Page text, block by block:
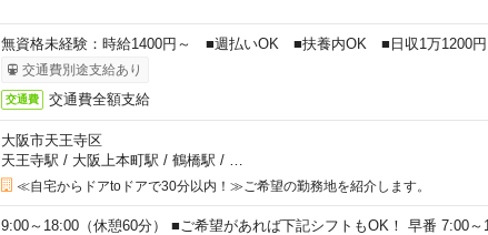
無資格未経験：時給1400円～ ■週払いOK ■扶養内OK ■日収1万1200円
交通費別途支給あり
交通費 交通費全額支給
大阪市天王寺区
天王寺駅 / 大阪上本町駅 / 鶴橋駅 /
≪自宅からドアtoドアで30分以内！≫ご希望の勤務地を紹介します。
9:00～18:00（休憩60分） ■ご希望があれば下記シフトもOK！ 早番 7:00